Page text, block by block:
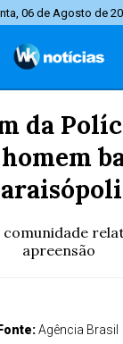
06 de Agosto de
da
apreensão
Fonte:Agência Brasil